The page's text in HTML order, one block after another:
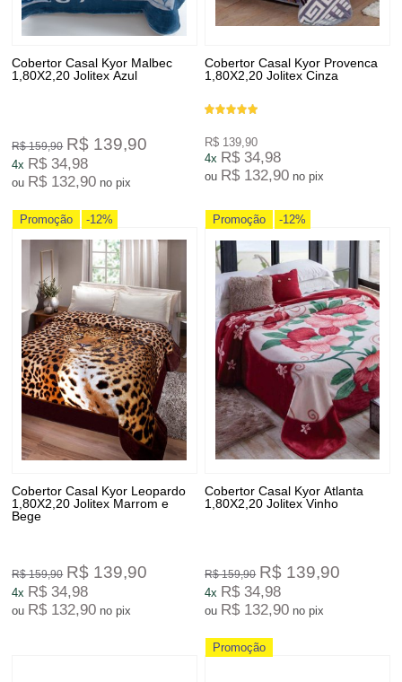
Cobertor Casal Kyor Malbec
1,80X2,20 Jolitex Azul
R$ 159,90 R$ 139,90
4x R$ 34,98
ou R$ 132,90 no pix
Cobertor Casal Kyor Provenca
1,80X2,20 Jolitex Cinza
R$ 139,90
4x R$ 34,98
ou R$ 132,90 no pix
Promoção -12%
Cobertor Casal Kyor Leopardo
1,80X2,20 Jolitex Marrom e
Bege
R$ 159,90 R$ 139,90
4x R$ 34,98
ou R$ 132,90 no pix
Promoção -12%
Cobertor Casal Kyor Atlanta
1,80X2,20 Jolitex Vinho
R$ 159,90 R$ 139,90
4x R$ 34,98
ou R$ 132,90 no pix
Promoção